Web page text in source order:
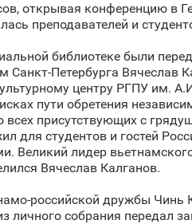
открывая конференцию в
преподавателей и
библиотеке были
Вячеслав
центру РГПУ им.
пути обретения
присутствующих с
студентов и гостей
лидер
Вячеслав Калганов.
российской дружбы
собрания передал